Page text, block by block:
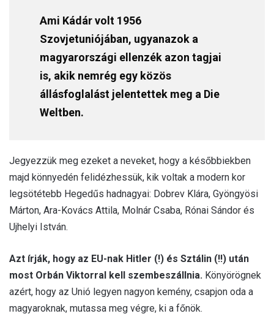
Ami Kádár volt 1956
Szovjetuniójában, ugyanazok a
magyarországi ellenzék azon tagjai
is, akik nemrég egy közös
állásfoglalást jelentettek meg a Die
Weltben.
Jegyezzük meg ezeket a neveket, hogy a későbbiekben
majd könnyedén felidézhessük, kik voltak a modern kor
legsötétebb Hegedűs hadnagyai: Dobrev Klára, Gyöngyösi
Márton, Ara-Kovács Attila, Molnár Csaba, Rónai Sándor és
Ujhelyi István.
Azt írják, hogy az EU-nak Hitler (!) és Sztálin (!!) után
most Orbán Viktorral kell szembeszállnia. Könyörögnek
azért, hogy az Unió legyen nagyon kemény, csapjon oda a
magyaroknak, mutassa meg végre, ki a főnök.